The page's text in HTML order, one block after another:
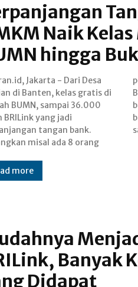
Naik
hingga
Jakarta - Dari Desa
di Banten, kelas gratis di
BUMN, sampai 36.000
BRILink yang jadi
tangan bank.
misal ada 8 orang
tempe duduk melingkar.
depan, mereka dapat modal
pelatihan bareng, pasar
Setahun kemudian,
more
Banyak
Didapat